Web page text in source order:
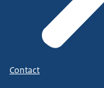
Contact